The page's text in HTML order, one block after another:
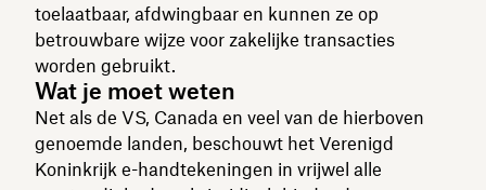
toelaatbaar, afdwingbaar en kunnen ze op
betrouwbare wijze voor zakelijke transacties
worden gebruikt.
Wat je moet weten
Net als de VS, Canada en veel van de hierboven
genoemde landen, beschouwt het Verenigd
Koninkrijk e-handtekeningen in vrijwel alle